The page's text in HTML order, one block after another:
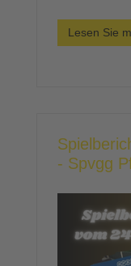
Lesen Sie
- Spvgg